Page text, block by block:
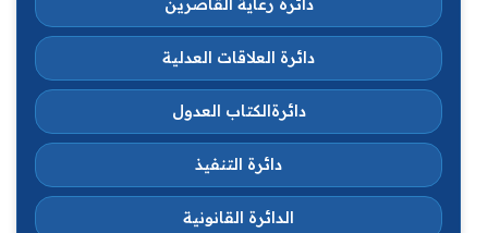
دائرة رعاية القاصرين
دائرة العلاقات العدلية
دائرةالكتاب العدول
دائرة التنفيذ
الدائرة القانونية